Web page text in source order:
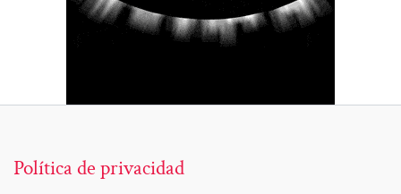
Política de privacidad